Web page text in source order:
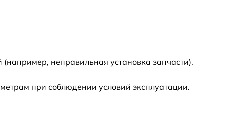
2620 р
неправильная установка запчасти).
при соблюдении условий эксплуатации.